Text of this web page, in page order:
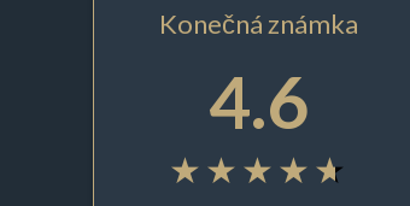
Konečná známka
4.6